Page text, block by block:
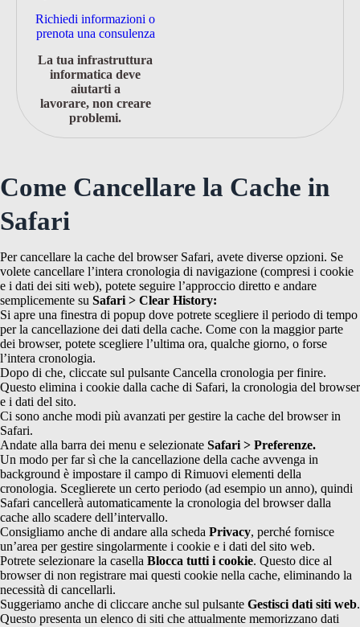
Richiedi informazioni o
prenota una consulenza
La tua infrastruttura
informatica deve
aiutarti a
lavorare, non creare
problemi.
Come Cancellare la Cache in
Safari
Per cancellare la cache del browser Safari, avete diverse opzioni. Se
volete cancellare l’intera cronologia di navigazione (compresi i cookie
e i dati dei siti web), potete seguire l’approccio diretto e andare
semplicemente su Safari > Clear History:
Si apre una finestra di popup dove potrete scegliere il periodo di tempo
per la cancellazione dei dati della cache. Come con la maggior parte
dei browser, potete scegliere l’ultima ora, qualche giorno, o forse
l’intera cronologia.
Dopo di che, cliccate sul pulsante Cancella cronologia per finire.
Questo elimina i cookie dalla cache di Safari, la cronologia del browser
e i dati del sito.
Ci sono anche modi più avanzati per gestire la cache del browser in
Safari.
Andate alla barra dei menu e selezionate Safari > Preferenze.
Un modo per far sì che la cancellazione della cache avvenga in
background è impostare il campo di Rimuovi elementi della
cronologia. Sceglierete un certo periodo (ad esempio un anno), quindi
Safari cancellerà automaticamente la cronologia del browser dalla
cache allo scadere dell’intervallo.
Consigliamo anche di andare alla scheda Privacy, perché fornisce
un’area per gestire singolarmente i cookie e i dati del sito web.
Potrete selezionare la casella Blocca tutti i cookie. Questo dice al
browser di non registrare mai questi cookie nella cache, eliminando la
necessità di cancellarli.
Suggeriamo anche di cliccare anche sul pulsante Gestisci dati siti web.
Questo presenta un elenco di siti che attualmente memorizzano dati